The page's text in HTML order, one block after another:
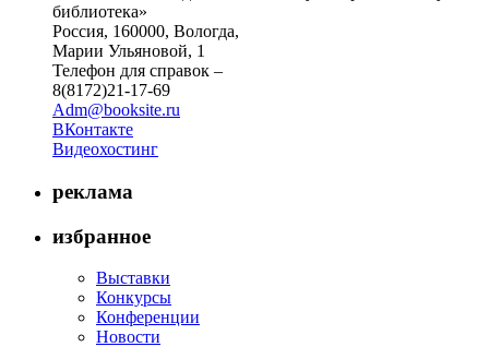
библиотека»
Россия, 160000, Вологда,
Марии Ульяновой, 1
Телефон для справок –
8(8172)21-17-69
Adm@booksite.ru
ВКонтакте
Видеохостинг
реклама
избранное
Выставки
Конкурсы
Конференции
Новости